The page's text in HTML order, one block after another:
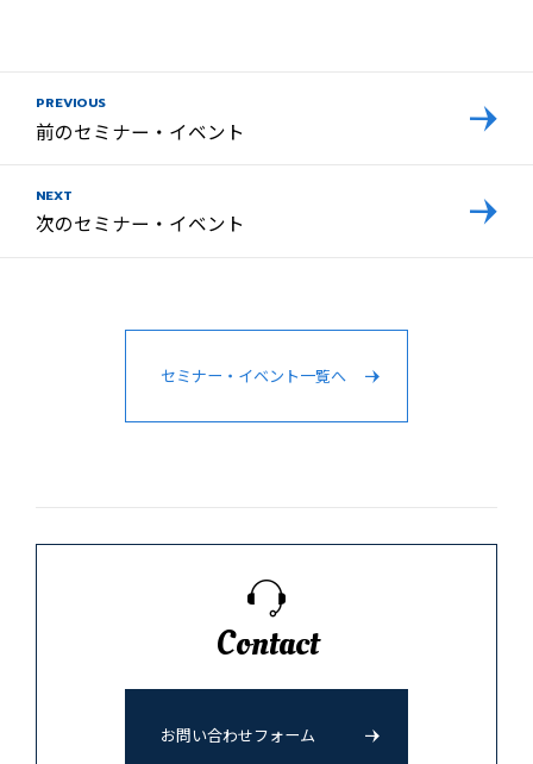
PREVIOUS
前のセミナー・イベント
NEXT
次のセミナー・イベント
セミナー・イベント一覧へ
Contact
お問い合わせフォーム